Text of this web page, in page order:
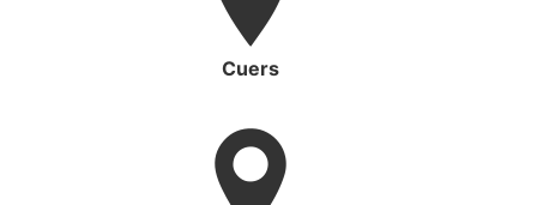
Cuers